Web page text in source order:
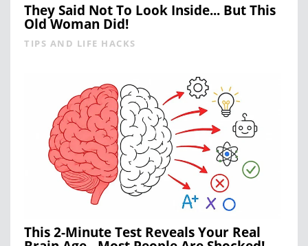
They Said Not To Look Inside... But This
Old Woman Did!
TIPS AND LIFE HACKS
This 2-Minute Test Reveals Your Real